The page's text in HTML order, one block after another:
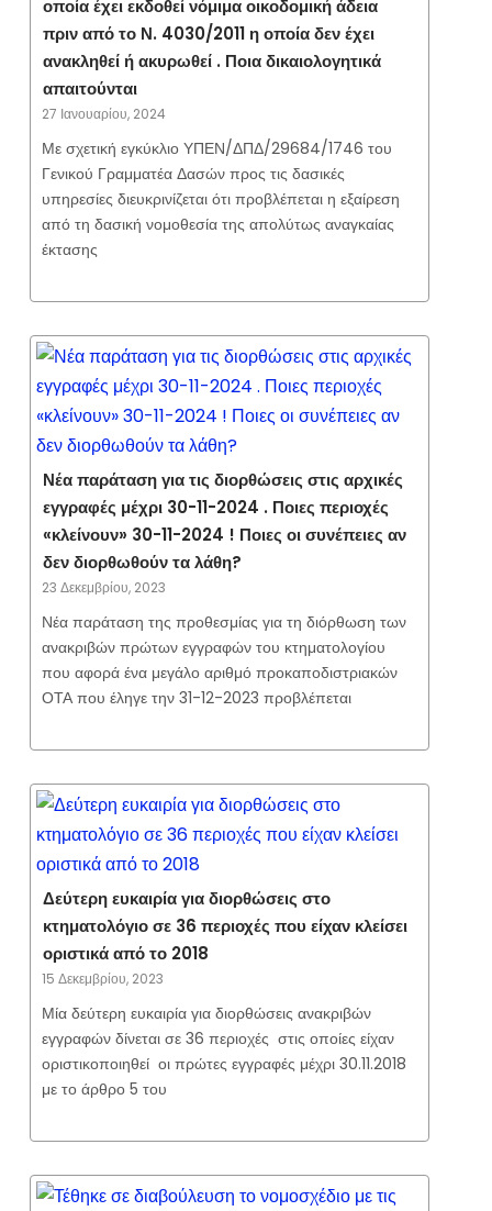
οποία έχει εκδοθεί νόμιμα οικοδομική άδεια
πριν από το Ν. 4030/2011 η οποία δεν έχει
ανακληθεί ή ακυρωθεί . Ποια δικαιολογητικά
απαιτούνται
27 Ιανουαρίου, 2024
Με σχετική εγκύκλιο ΥΠΕΝ/ΔΠΔ/29684/1746 του
Γενικού Γραμματέα Δασών προς τις δασικές
υπηρεσίες διευκρινίζεται ότι προβλέπεται η εξαίρεση
από τη δασική νομοθεσία της απολύτως αναγκαίας
έκτασης
Νέα παράταση για τις διορθώσεις στις αρχικές
εγγραφές μέχρι 30-11-2024 . Ποιες περιοχές
«κλείνουν» 30-11-2024 ! Ποιες οι συνέπειες αν
δεν διορθωθούν τα λάθη?
23 Δεκεμβρίου, 2023
Νέα παράταση της προθεσμίας για τη διόρθωση των
ανακριβών πρώτων εγγραφών του κτηματολογίου
που αφορά ένα μεγάλο αριθμό προκαποδιστριακών
ΟΤΑ που έληγε την 31-12-2023 προβλέπεται
Δεύτερη ευκαιρία για διορθώσεις στο
κτηματολόγιο σε 36 περιοχές που είχαν κλείσει
οριστικά από το 2018
15 Δεκεμβρίου, 2023
Μία δεύτερη ευκαιρία για διορθώσεις ανακριβών
εγγραφών δίνεται σε 36 περιοχές στις οποίες είχαν
οριστικοποιηθεί οι πρώτες εγγραφές μέχρι 30.11.2018
με το άρθρο 5 του